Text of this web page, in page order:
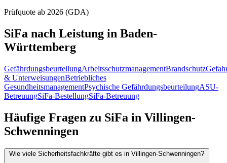
Prüfquote ab 2026 (GDA)
SiFa nach Leistung in Baden-
Württemberg
GefährdungsbeurteilungArbeitsschutzmanagementBrandschutz
& UnterweisungenBetriebliches
GesundheitsmanagementPsychische GefährdungsbeurteilungASU-
BetreuungSiFa-BestellungSiFa-Betreuung
Häufige Fragen zu SiFa in Villingen-
Schwenningen